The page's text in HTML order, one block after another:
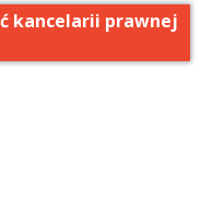
kancelarii prawnej